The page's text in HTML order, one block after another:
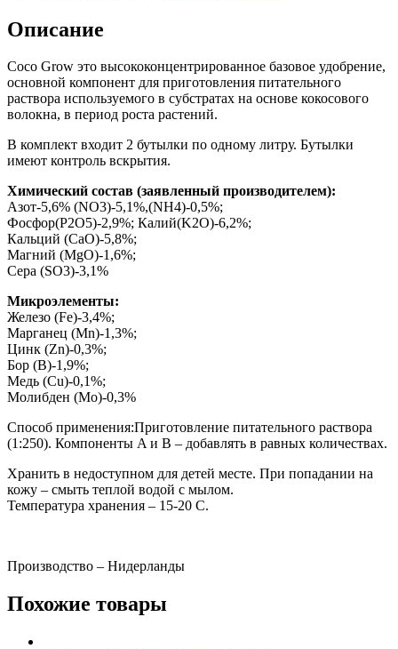
Описание
Coco Grow это высококонцентрированное базовое удобрение,
основной компонент для приготовления питательного
раствора используемого в субстратах на основе кокосового
волокна, в период роста растений.
В комплект входит 2 бутылки по одному литру. Бутылки
имеют контроль вскрытия.
Химический состав (заявленный производителем):
Азот-5,6% (NO3)-5,1%,(NH4)-0,5%;
Фосфор(P2O5)-2,9%; Калий(K2O)-6,2%;
Кальций (CaO)-5,8%;
Магний (MgO)-1,6%;
Сера (SO3)-3,1%
Микроэлементы:
Железо (Fe)-3,4%;
Марганец (Mn)-1,3%;
Цинк (Zn)-0,3%;
Бор (B)-1,9%;
Медь (Cu)-0,1%;
Молибден (Mo)-0,3%
Способ применения:Приготовление питательного раствора
(1:250). Компоненты A и B – добавлять в равных количествах.
Хранить в недоступном для детей месте. При попадании на
кожу – смыть теплой водой с мылом.
Температура хранения – 15-20 С.
Производство – Нидерланды
Похожие товары